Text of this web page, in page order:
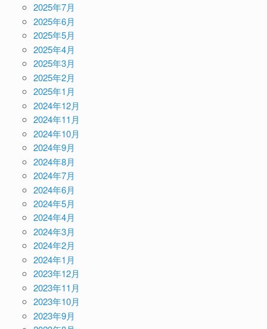
2025年7月
2025年6月
2025年5月
2025年4月
2025年3月
2025年2月
2025年1月
2024年12月
2024年11月
2024年10月
2024年9月
2024年8月
2024年7月
2024年6月
2024年5月
2024年4月
2024年3月
2024年2月
2024年1月
2023年12月
2023年11月
2023年10月
2023年9月